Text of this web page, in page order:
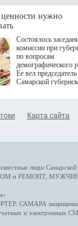
определенными
К ним можно
возникающие при
данными
более динамичного
проникновения
сегмент
отраслевое
рассказала Ольга
ходе сессии
качества жизни" в
ПМЭФ 2025. В
РФ Михаил
представители
Государственной
нужно
Состоялось
комиссии при
по вопросам
демографического
Ее вел председатель
Самарской
Карта сайта
люди
и РЕМОНТ,
. САМАРА защищены.
и электронных